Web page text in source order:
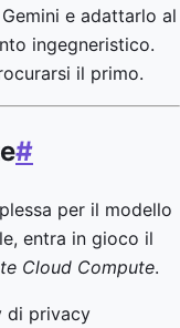
e adattarlo al
ingegneristico.
il primo.
#
per il modello
entra in gioco il
Cloud Compute.
di privacy